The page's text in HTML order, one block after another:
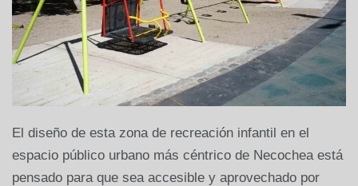
El diseño de esta zona de recreación infantil en el
espacio público urbano más céntrico de Necochea está
pensado para que sea accesible y aprovechado por